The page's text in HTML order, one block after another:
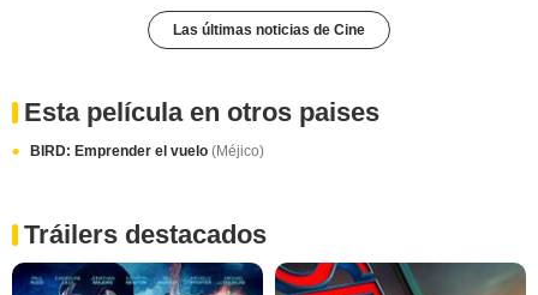
Las últimas noticias de Cine
Esta película en otros paises
BIRD: Emprender el vuelo (Méjico)
Tráilers destacados